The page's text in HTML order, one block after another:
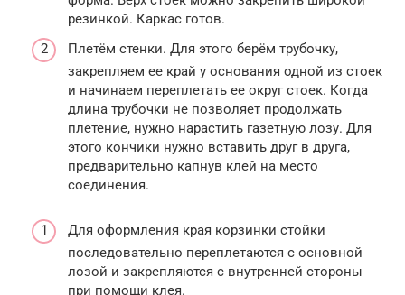
резинкой. Каркас готов.
Плетём стенки. Для этого берём трубочку,
закрепляем ее край у основания одной из стоек
и начинаем переплетать ее округ стоек. Когда
длина трубочки не позволяет продолжать
плетение, нужно нарастить газетную лозу. Для
этого кончики нужно вставить друг в друга,
предварительно капнув клей на место
соединения.
Для оформления края корзинки стойки
последовательно переплетаются с основной
лозой и закрепляются с внутренней стороны
при помощи клея.